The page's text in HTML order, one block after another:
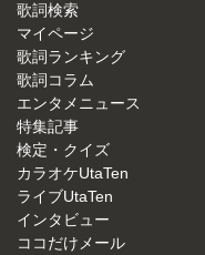
歌詞検索
マイページ
歌詞ランキング
歌詞コラム
エンタメニュース
特集記事
検定・クイズ
カラオケUtaTen
ライブUtaTen
インタビュー
ココだけメール